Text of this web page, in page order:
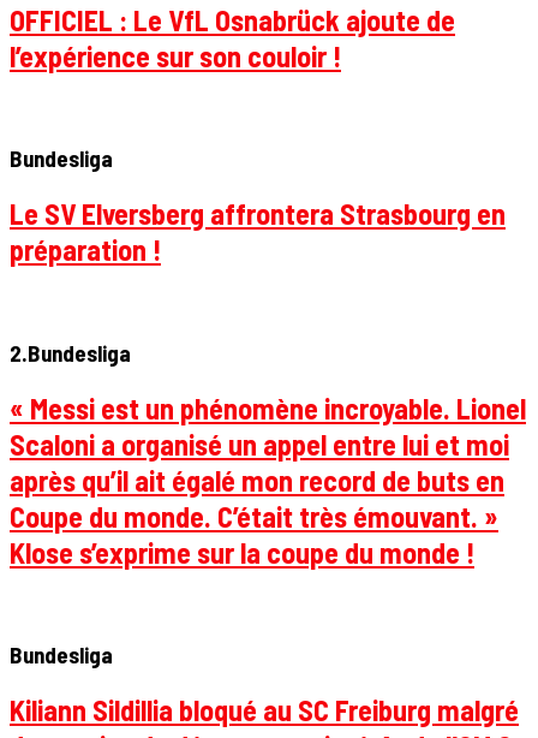
OFFICIEL : Le VfL Osnabrück ajoute de
l’expérience sur son couloir !
Bundesliga
Le SV Elversberg affrontera Strasbourg en
préparation !
2.Bundesliga
« Messi est un phénomène incroyable. Lionel
Scaloni a organisé un appel entre lui et moi
après qu’il ait égalé mon record de buts en
Coupe du monde. C’était très émouvant. »
Klose s’exprime sur la coupe du monde !
Bundesliga
Kiliann Sildillia bloqué au SC Freiburg malgré